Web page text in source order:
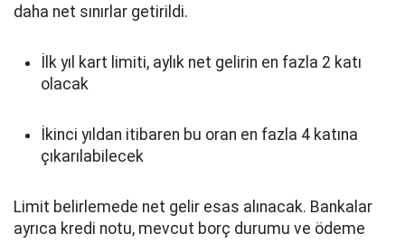
daha net sınırlar getirildi.
İlk yıl kart limiti, aylık net gelirin en fazla 2 katı
olacak
İkinci yıldan itibaren bu oran en fazla 4 katına
çıkarılabilecek
Limit belirlemede net gelir esas alınacak. Bankalar
ayrıca kredi notu, mevcut borç durumu ve ödeme